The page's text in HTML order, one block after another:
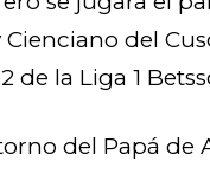
del
de la Liga 1
del Papá de